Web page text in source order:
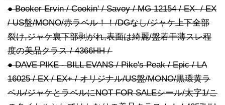
● Booker Ervin / Cookin' / Savoy / MG 12154 / EX- / EX
/ US盤/MONO/赤ラベル！！/DGなし/ジャケ上下全部
裂け,ジャケ裏下部剥がれ,表面は綺麗/盤若干薄スレ程
度の美品クラス / 4366HH /
● DAVE PIKE - BILL EVANS / Pike's Peak / Epic / LA
16025 / EX / EX+ / オリジナル/US盤/MONO/黒環黄ラ
ベル/ジャケとラベルにNOT FOR SALEシール/太字1/こ